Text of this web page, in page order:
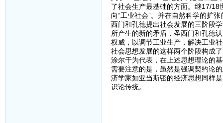
了社会生产最基础的方面。继17/18
向“工业社会”。并在自然科学的扩
西门和孔德提出社会发展的三阶段
所产生的新的矛盾，圣西门和孔德
权威，以调节工业生产，解决工业
社会思想发展的这样两个阶段构成
涂尔干为代表，在上述思想理论的
需要注意的是，虽然是强调契约论
济学家如亚当斯密的经济思想同样
识论传统。